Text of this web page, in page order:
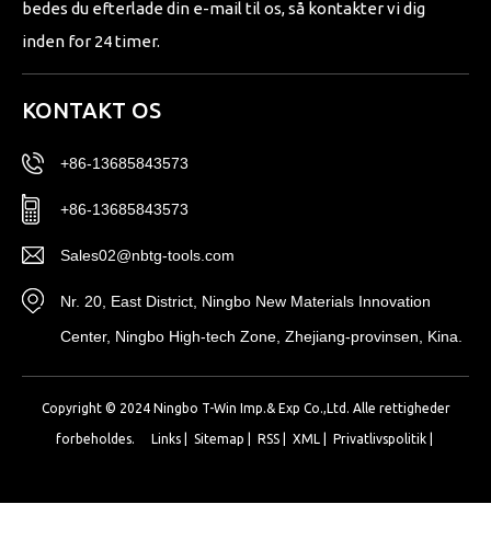
bedes du efterlade din e-mail til os, så kontakter vi dig
inden for 24 timer.
KONTAKT OS
+86-13685843573
+86-13685843573
Sales02@nbtg-tools.com
Nr. 20, East District, Ningbo New Materials Innovation
Center, Ningbo High-tech Zone, Zhejiang-provinsen, Kina.
Copyright © 2024 Ningbo T-Win Imp.& Exp Co.,Ltd. Alle rettigheder
forbeholdes. Links| Sitemap RSS| XML Privatlivspolitik|